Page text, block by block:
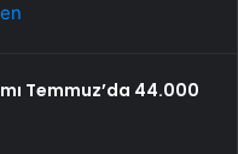
Temmuz’da 44.000